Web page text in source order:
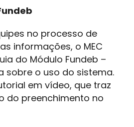
no processo de
informações, o MEC
do Módulo Fundeb –
sobre o uso do sistema.
em vídeo, que traz
do preenchimento no